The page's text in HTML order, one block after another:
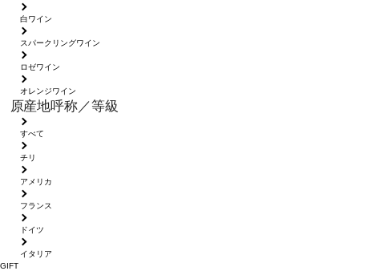
白ワイン
スパークリングワイン
ロゼワイン
オレンジワイン
原産地呼称／等級
すべて
チリ
アメリカ
フランス
ドイツ
イタリア
GIFT